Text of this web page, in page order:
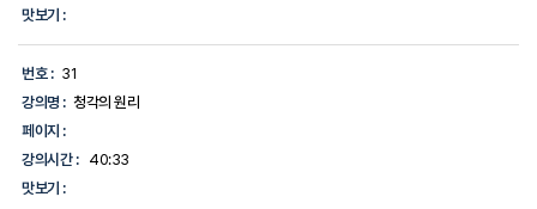
맛보기 :
번호 : 31
강의명 : 청각의 원리
페이지 :
강의시간 :
40:33
맛보기 :